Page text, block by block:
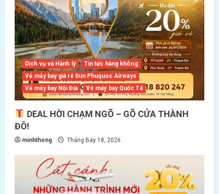
Dịch vụ và Hành lý
Tin tức hàng không
Vé máy bay giá rẻ Sun Phuquoc Airways
Vé máy bay Nội Địa
Vé máy bay Quốc Tế
DEAL HỜI CHẠM NGÕ – GÕ CỬA THÀNH
ĐÔ!
minhthong Tháng Bảy 18, 2026